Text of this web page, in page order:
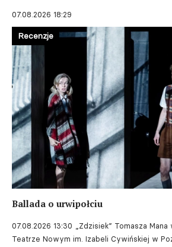
07.08.2026 18:29
Ballada o urwipołciu
07.08.2026 13:30 „Zdzisiek” Tomasza
Teatrze Nowym im. Izabeli Cywińskiej w
Recenzje